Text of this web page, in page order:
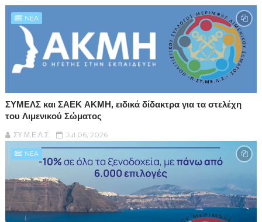
NEA
ΣΥΜΕΛΣ και ΣΑΕΚ ΑΚΜΗ, ειδικά δίδακτρα για τα στελέχη
του Λιμενικού Σώματος
ΣΥ.Μ.Ε.Λ.Σ. Jul 06, 2026
NEA